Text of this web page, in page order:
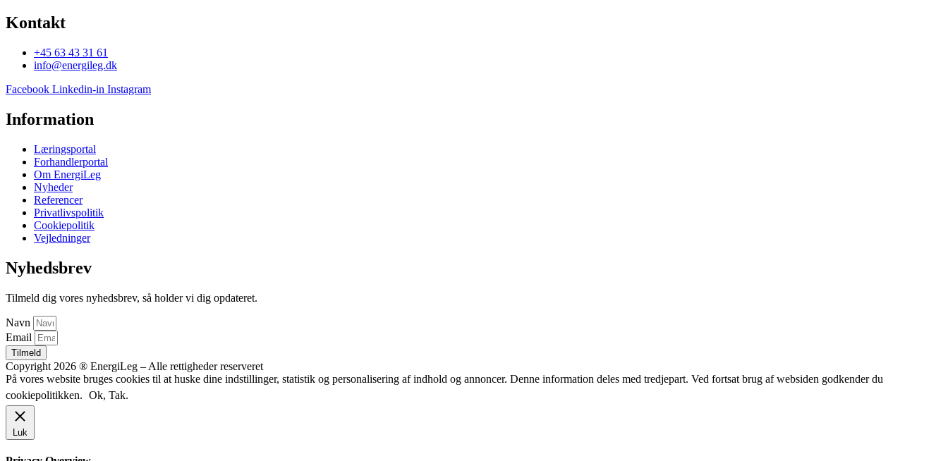
Kontakt
+45 63 43 31 61
info@energileg.dk
Facebook Linkedin-in Instagram
Information
Læringsportal
Forhandlerportal
Om EnergiLeg
Nyheder
Referencer
Privatlivspolitik
Cookiepolitik
Vejledninger
Nyhedsbrev
Tilmeld dig vores nyhedsbrev, så holder vi dig opdateret.
Navn
Email
Tilmeld
Copyright 2026 ® EnergiLeg – Alle rettigheder reserveret
På vores website bruges cookies til at huske dine indstillinger, statistik og personalisering af indhold og annoncer. Denne information deles med tredjepart. Ved fortsat brug af websiden godkender du
cookiepolitikken. Ok, Tak.
Luk